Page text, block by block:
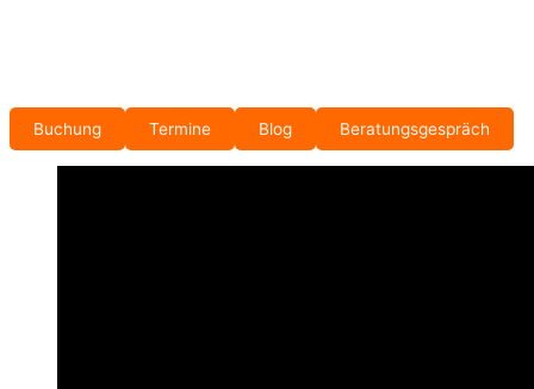
Buchung Termine Blog Beratungsgespräch